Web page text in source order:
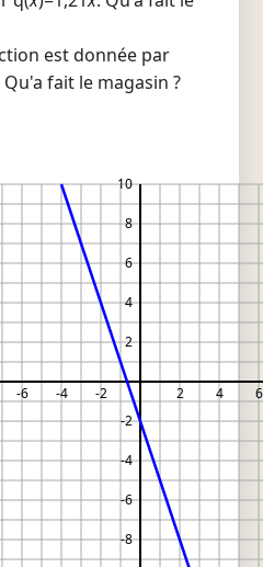
est donnée par
Qu'a fait le magasin ?
-8
-6
-6
-4
-4
-2
-2
2
2
4
4
6
6
8
10